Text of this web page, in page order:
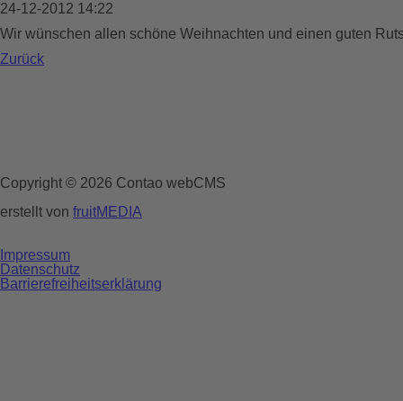
24-12-2012 14:22
Wir wünschen allen schöne Weihnachten und einen guten
Zurück
Copyright © 2026 Contao webCMS
erstellt von fruitMEDIA
Impressum
Datenschutz
Barrierefreiheitserklärung